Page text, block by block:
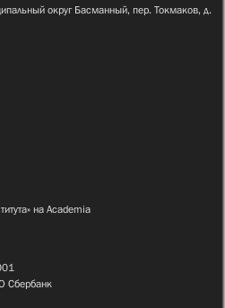
округ Басманный, пер. Токмаков, д.
на Academia
Сбербанк